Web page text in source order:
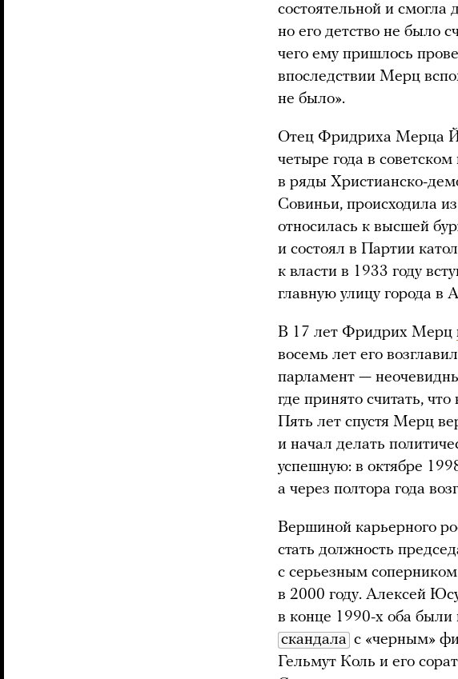
состоятельной и смогла
но его детство не было
чего ему пришлось
впоследствии Мерц
не было».
Отец Фридриха Мерца
четыре года в
в ряды Христианско-
Совиньи, происходила
относилась к высшей
и состоял в Партии
к власти в 1933 году
главную улицу города в
В 17 лет Фридрих Мерц
восемь лет его
парламент —
где принято считать,
Пять лет спустя Мерц
и начал делать
успешную: в октябре
а через полтора года
Вершиной карьерного
стать должность
с серьезным
в 2000 году. Алексей
в конце 1990-х оба
скандала с «черным»
Гельмут Коль и его